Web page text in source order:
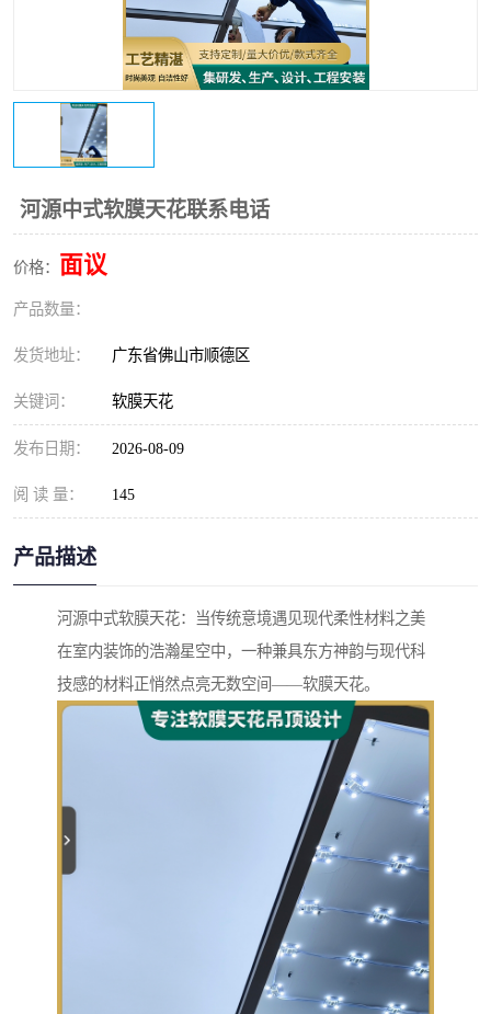
河源中式软膜天花联系电话
价格： 面议
产品数量：
发货地址： 广东省佛山市顺德区
关键词： 软膜天花
发布日期： 2026-08-09
阅 读 量： 145
产品描述
河源中式软膜天花：当传统意境遇见现代柔性材料之美
在室内装饰的浩瀚星空中，一种兼具东方神韵与现代科
技感的材料正悄然点亮无数空间——软膜天花。